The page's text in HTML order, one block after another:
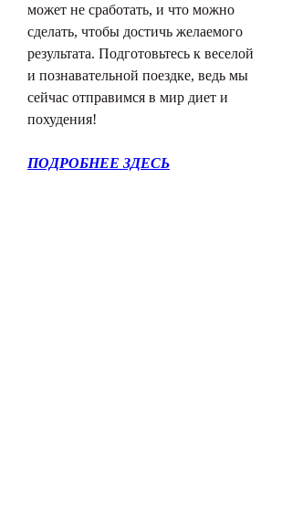
может не сработать, и что можно
сделать, чтобы достичь желаемого
результата. Подготовьтесь к веселой
и познавательной поездке, ведь мы
сейчас отправимся в мир диет и
похудения!
ПОДРОБНЕЕ ЗДЕСЬ